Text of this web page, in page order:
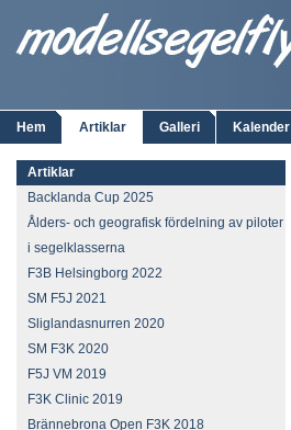
Hem Artiklar Galleri Kalender
Artiklar
Backlanda Cup 2025
Ålders- och geografisk fördelning av piloter
i segelklasserna
F3B Helsingborg 2022
SM F5J 2021
Sliglandasnurren 2020
SM F3K 2020
F5J VM 2019
F3K Clinic 2019
Brännebrona Open F3K 2018